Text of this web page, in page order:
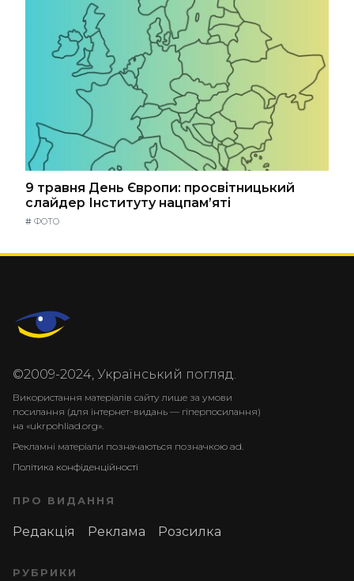
9 травня День Європи: просвітницький
слайдер Інституту нацпам’яті
# ФОТО
©2009-2024, Український погляд.
Використання матеріалів сайту лише за умови
посилання (для інтернет-видань — гіперпосилання)
на «ukrpohliad.org».
Рекламні матеріали позначаються позначкою ad.
Політика конфіденційності
ПРО ВИДАННЯ
Редакція Реклама Розсилка
РУБРИКИ